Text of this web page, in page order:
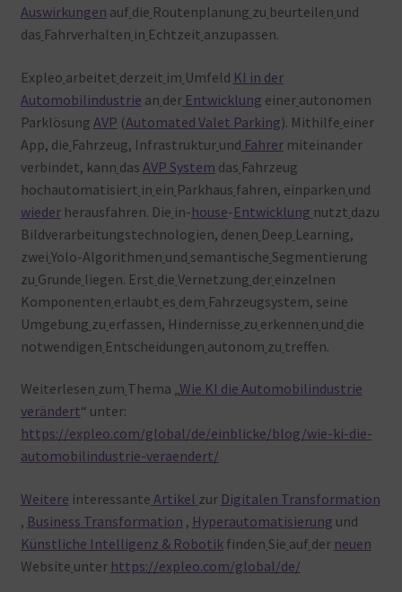
Auswirkungen auf die Routenplanung zu beurteilen und
das Fahrverhalten in Echtzeit anzupassen.
Expleo arbeitet derzeit im Umfeld KI in der
Automobilindustrie an derEntwicklung einer autonomen
Parklösung AVP (Automated Valet Parking). Mithilfe einer
App, die Fahrzeug, Infrastruktur und Fahrermiteinander
verbindet, kann das AVP System das Fahrzeug
hochautomatisiert in ein Parkhaus fahren, einparken und
wiederherausfahren. Die in-house-Entwicklung nutzt dazu
Bildverarbeitungstechnologien, denen Deep Learning,
zwei Yolo-Algorithmen und semantische Segmentierung
zu Grunde liegen. Erst die Vernetzung der einzelnen
Komponenten erlaubt es dem Fahrzeugsystem, seine
Umgebung zu erfassen, Hindernisse zu erkennen und die
notwendigen Entscheidungen autonom zu treffen.
Weiterlesen zum Thema „Wie KI die Automobilindustrie
verändert“ unter:
https://expleo.com/global/de/einblicke/blog/wie-ki-die-
automobilindustrie-veraendert/
Weitere interessante Artikel zur Digitalen Transformation
, Business Transformation , Hyperautomatisierung und
Künstliche Intelligenz & Robotikfinden Sie auf der neuen
Website unter https://expleo.com/global/de/